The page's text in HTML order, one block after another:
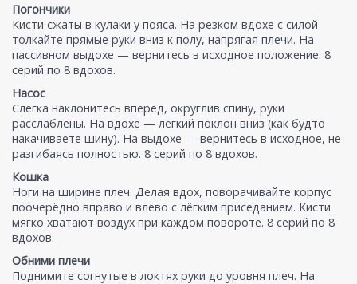
Погончики
Кисти сжаты в кулаки у пояса. На резком вдохе с силой
толкайте прямые руки вниз к полу, напрягая плечи. На
пассивном выдохе — вернитесь в исходное положение. 8
серий по 8 вдохов.
Насос
Слегка наклонитесь вперёд, округлив спину, руки
расслаблены. На вдохе — лёгкий поклон вниз (как будто
накачиваете шину). На выдохе — вернитесь в исходное, не
разгибаясь полностью. 8 серий по 8 вдохов.
Кошка
Ноги на ширине плеч. Делая вдох, поворачивайте корпус
поочерёдно вправо и влево с лёгким приседанием. Кисти
мягко хватают воздух при каждом повороте. 8 серий по 8
вдохов.
Обними плечи
Поднимите согнутые в локтях руки до уровня плеч. На